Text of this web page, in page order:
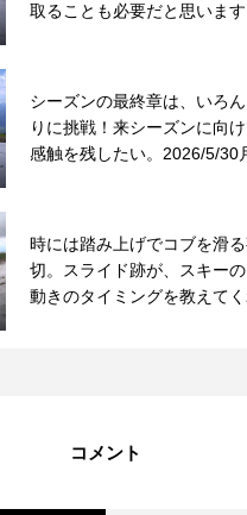
取ることも必要だと思います
シーズンの最終章は、いろ
りに挑戦！来シーズンに向
感触を残したい。2026/5/30
時には踏み上げでコブを滑
切。スライド跡が、スキーの
動きのタイミングを教えてく
コメント